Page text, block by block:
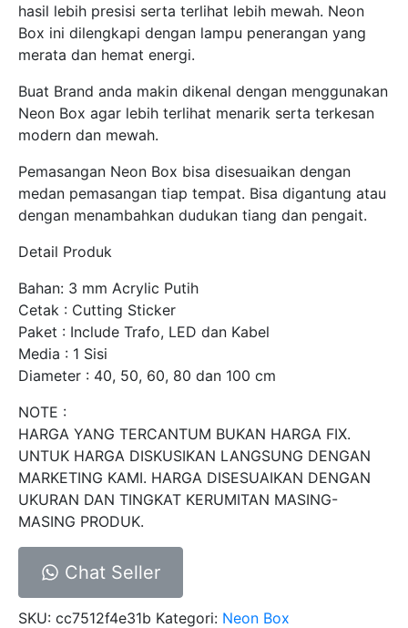
hasil lebih presisi serta terlihat lebih mewah. Neon
Box ini dilengkapi dengan lampu penerangan yang
merata dan hemat energi.
Buat Brand anda makin dikenal dengan menggunakan
Neon Box agar lebih terlihat menarik serta terkesan
modern dan mewah.
Pemasangan Neon Box bisa disesuaikan dengan
medan pemasangan tiap tempat. Bisa digantung atau
dengan menambahkan dudukan tiang dan pengait.
Detail Produk
Bahan: 3 mm Acrylic Putih
Cetak : Cutting Sticker
Paket : Include Trafo, LED dan Kabel
Media : 1 Sisi
Diameter : 40, 50, 60, 80 dan 100 cm
NOTE :
HARGA YANG TERCANTUM BUKAN HARGA FIX.
UNTUK HARGA DISKUSIKAN LANGSUNG DENGAN
MARKETING KAMI. HARGA DISESUAIKAN DENGAN
UKURAN DAN TINGKAT KERUMITAN MASING-
MASING PRODUK.
Chat Seller
SKU: cc7512f4e31b Kategori: Neon Box